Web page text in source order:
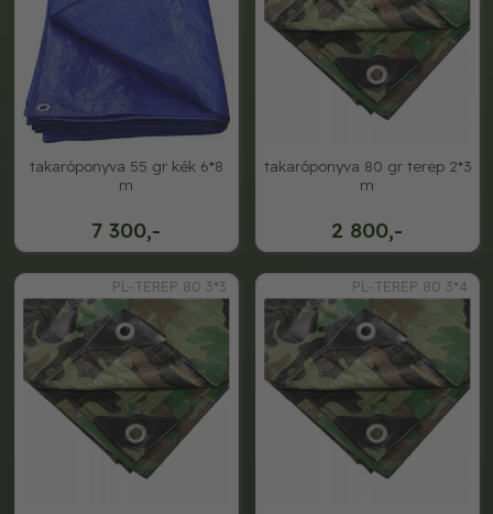
7 300,-
takaróponyva 55 gr kék 6*8
m
2 800,-
takaróponyva 80 gr terep 2*3
m
PL-TEREP 80 3*3 PL-TEREP 80 3*4